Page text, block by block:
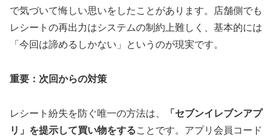
で気づいて悔しい思いをしたことがあります。店舗側でも
レシートの再出力はシステムの制約上難しく、基本的には
「今回は諦めるしかない」というのが現実です。
重要：次回からの対策
レシート紛失を防ぐ唯一の方法は、
「セブンイレブンアプ
リ」を提示して買い物をすることです。アプリ会員コード